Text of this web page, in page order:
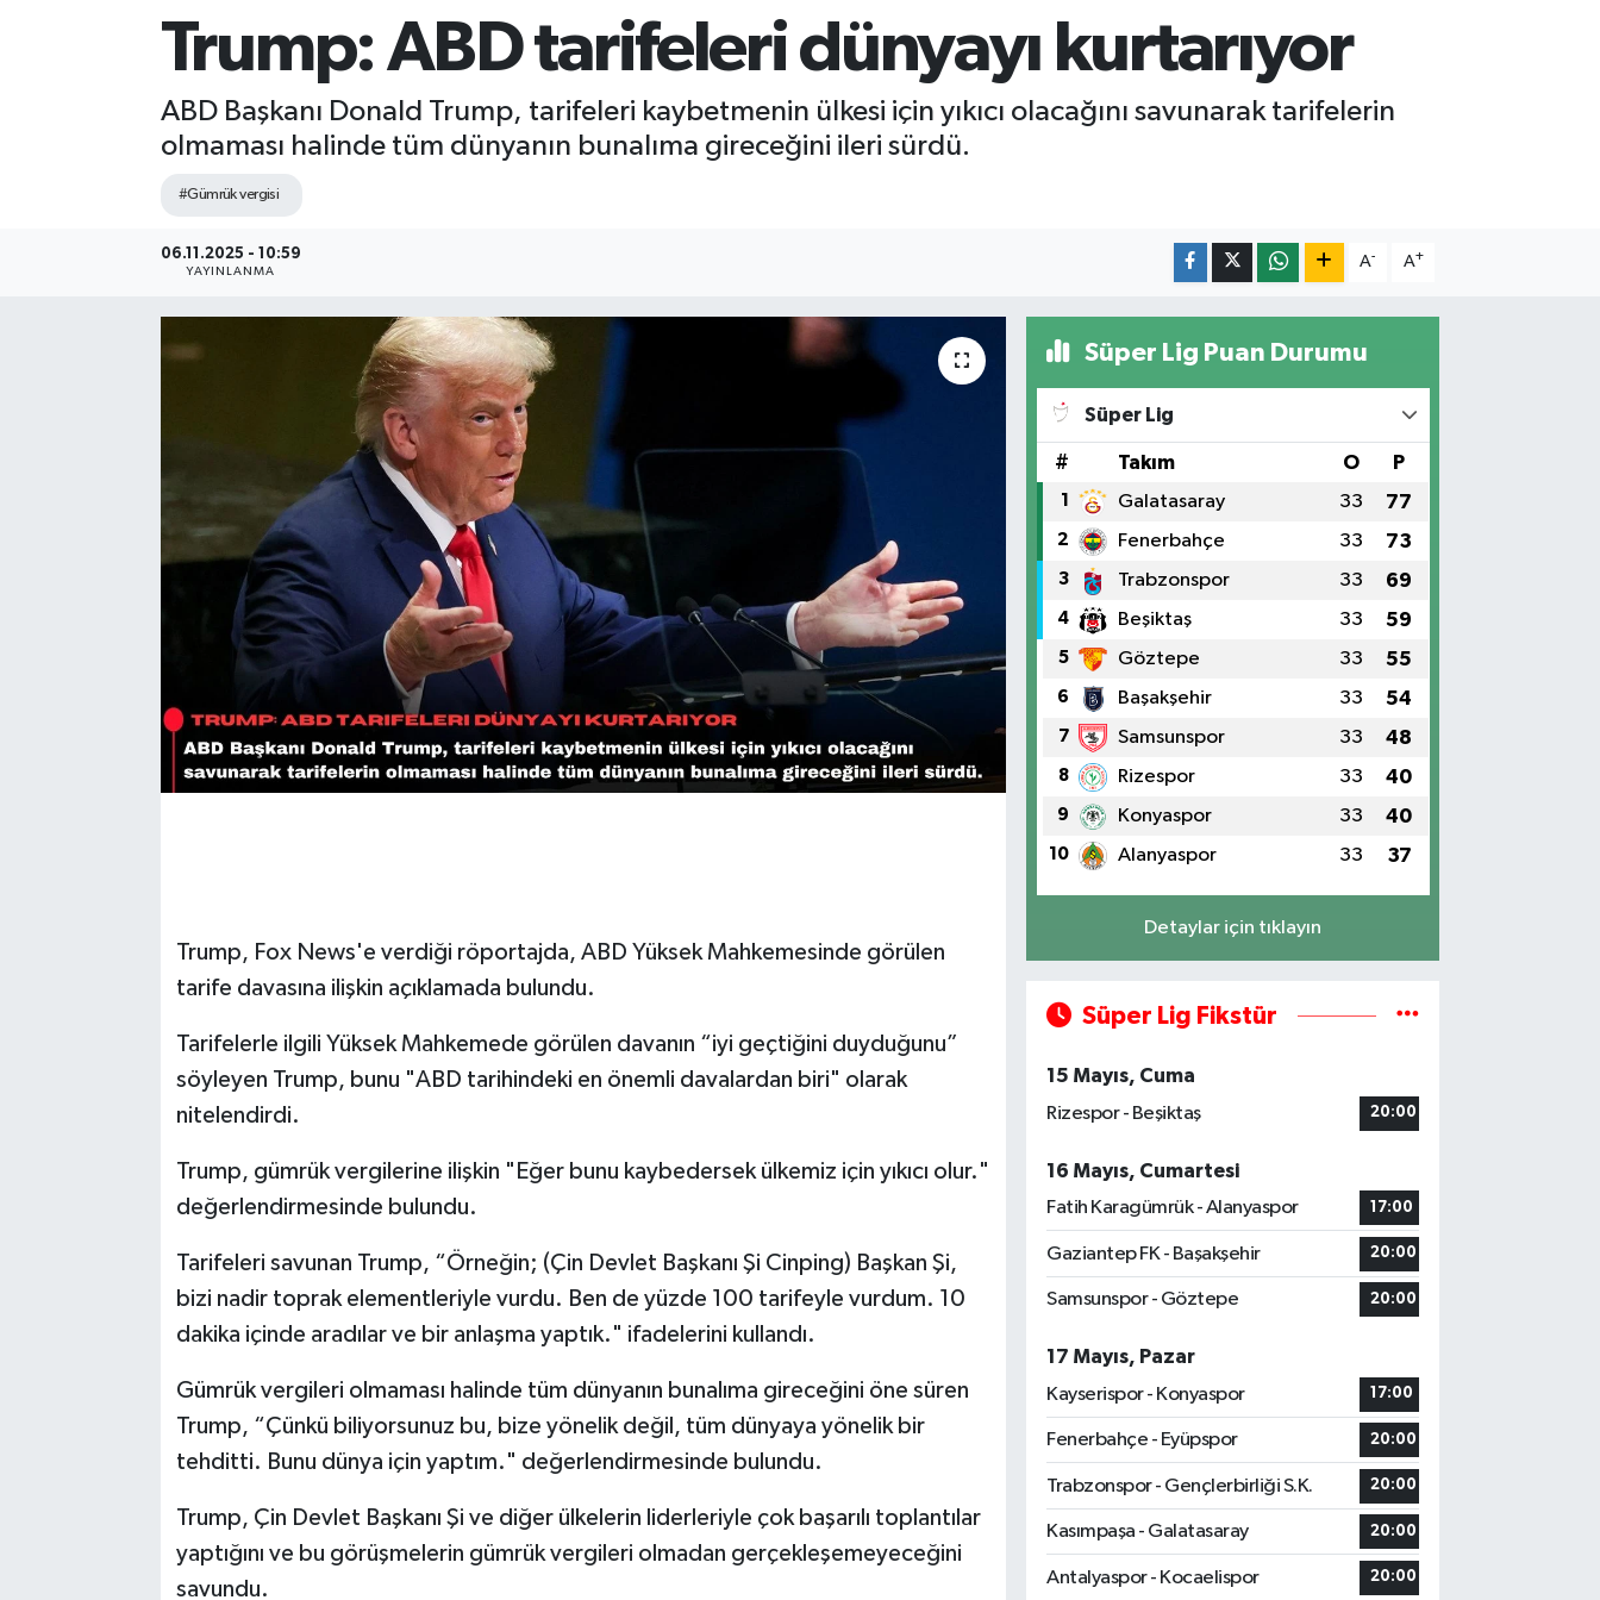
Trump: ABD tarifeleri dünyayı kurtarıyor
ABD Başkanı Donald Trump, tarifeleri kaybetmenin ülkesi için yıkıcı olacağını savunarak tarifelerin
olmaması halinde tüm dünyanın bunalıma gireceğini ileri sürdü.
#Gümrük vergisi
06.11.2025 - 10:59
YAYINLANMA
A- A+
Trump, Fox News'e verdiği röportajda, ABD Yüksek Mahkemesinde görülen
tarife davasına ilişkin açıklamada bulundu.
Tarifelerle ilgili Yüksek Mahkemede görülen davanın “iyi geçtiğini duyduğunu”
söyleyen Trump, bunu "ABD tarihindeki en önemli davalardan biri" olarak
nitelendirdi.
Trump, gümrük vergilerine ilişkin "Eğer bunu kaybedersek ülkemiz için yıkıcı olur."
değerlendirmesinde bulundu.
Tarifeleri savunan Trump, “Örneğin; (Çin Devlet Başkanı Şi Cinping) Başkan Şi,
bizi nadir toprak elementleriyle vurdu. Ben de yüzde 100 tarifeyle vurdum. 10
dakika içinde aradılar ve bir anlaşma yaptık." ifadelerini kullandı.
Gümrük vergileri olmaması halinde tüm dünyanın bunalıma gireceğini öne süren
Trump, “Çünkü biliyorsunuz bu, bize yönelik değil, tüm dünyaya yönelik bir
tehditti. Bunu dünya için yaptım." değerlendirmesinde bulundu.
Trump, Çin Devlet Başkanı Şi ve diğer ülkelerin liderleriyle çok başarılı toplantılar
yaptığını ve bu görüşmelerin gümrük vergileri olmadan gerçekleşemeyeceğini
savundu.
Süper Lig Puan Durumu
Süper Lig
# Takım O P
1 Galatasaray 33 77
2 Fenerbahçe 33 73
3 Trabzonspor 33 69
4 Beşiktaş 33 59
5 Göztepe 33 55
6 Başakşehir 33 54
7 Samsunspor 33 48
8 Rizespor 33 40
9 Konyaspor 33 40
10 Alanyaspor 33 37
Detaylar için tıklayın
Süper Lig Fikstür
15 Mayıs, Cuma
Rizespor - Beşiktaş
20:00
16 Mayıs, Cumartesi
Fatih Karagümrük - Alanyaspor
17:00
Gaziantep FK - Başakşehir 20:00
Samsunspor - Göztepe 20:00
17 Mayıs, Pazar
Kayserispor - Konyaspor
17:00
Fenerbahçe - Eyüpspor 20:00
Trabzonspor - Gençlerbirliği S.K. 20:00
Kasımpaşa - Galatasaray 20:00
Antalyaspor - Kocaelispor 20:00